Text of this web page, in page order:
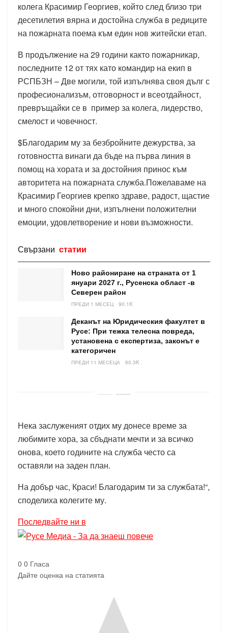
колега Красимир Георгиев, който след близо три
десетилетия вярна и достойна служба в редиците
на пожарната поема към един нов житейски етап.
В продължение на 29 години както пожарникар,
последните 12 от тях като командир на екип в
РСПБЗН – Две могили, той изпълнява своя дълг с
професионализъм, отговорност и всеотдайност,
превръщайки се в пример за колега, лидерство,
смелост и човечност.
$Благодарим му за безбройните дежурства, за
готовността винаги да бъде на първа линия в
помощ на хората и за достойния принос към
авторитета на пожарната служба.Пожелаваме на
Красимир Георгиев крепко здраве, радост, щастие
и много спокойни дни, изпълнени положителни
емоции, удовлетворение и нови възможности.
Свързани статии
Ново райониране на страната от 1
януари 2027 г., Русенска област -в
Северен район
ПРЕДИ 1 МЕСЕЦ 90.1K
Деканът на Юридическия факултет в
Русе: При тежка телесна повреда,
установена с експертиза, законът е
категоричен
ПРЕДИ 11 МЕСЕЦА 60.3K
Нека заслуженият отдих му донесе време за
любимите хора, за сбъднати мечти и за всичко
онова, което годините на служба често са
оставяли на заден план.
На добър час, Краси! Благодарим ти за службата!“,
споделиха колегите му.
Последвайте ни в
0 0 Гласа
Дайте оценка на статията